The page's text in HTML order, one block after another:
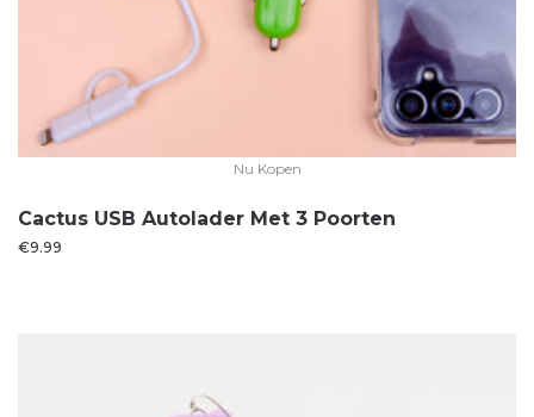
Nu Kopen
Cactus USB Autolader Met 3 Poorten
€9.99